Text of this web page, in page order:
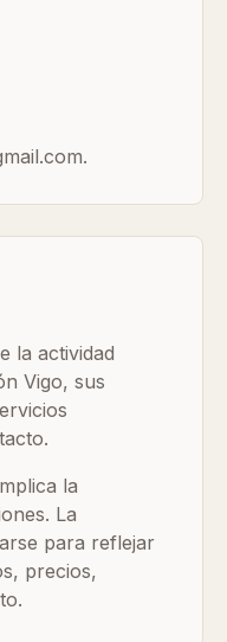
la actividad
Vigo, sus
la
La
para reflejar
precios,